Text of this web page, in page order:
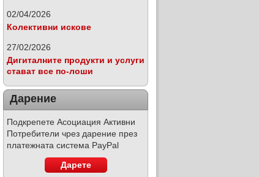
02/04/2026
Колективни искове
27/02/2026
Дигиталните продукти и услуги
стават все по-лоши
Дарение
Подкрепете Асоциация Активни
Потребители чрез дарение през
платежната система PayPal
Дарете